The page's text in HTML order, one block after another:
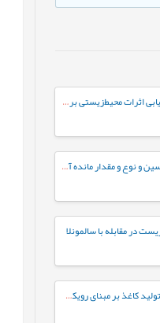
ساماندهی رودخانه‌های شهری: ارزیابی اثرات محیط‌زیستی بر پایداری اکوسیستم، (مطالعه موردی: رودخانه گرگ‌رود)
بررسي وضعیت آلودگی به آفلاتوکسین و نوع و مقدار مانده آفتکش‌ها در مغز پسته
در مقابله با سالمونلا
بررسی ردپای بوم‌شناختی فرآیند تولید کاغذ بر مبنای رویکرد ارزیابی چرخه حیات، مطالعه موردی: کارخانه گلستان کاغذ پرشیا